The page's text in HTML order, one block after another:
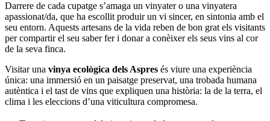
Darrere de cada cupatge s’amaga un vinyater o una vinyatera
apassionat/da, que ha escollit produir un vi sincer, en sintonia amb el
seu entorn. Aquests artesans de la vida reben de bon grat els visitants
per compartir el seu saber fer i donar a conèixer els seus vins al cor
de la seva finca.
Visitar una vinya ecològica dels Aspres és viure una experiència
única: una immersió en un paisatge preservat, una trobada humana
autèntica i el tast de vins que expliquen una història: la de la terra, el
clima i les eleccions d’una viticultura compromesa.